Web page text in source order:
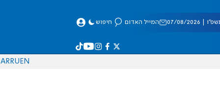
08/2026 המייל האדום חיפוש
EN
RU
AR